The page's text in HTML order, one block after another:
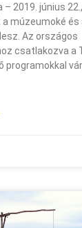
2019. június
múzeumoké és
Az országos
csatlakozva a
programokkal